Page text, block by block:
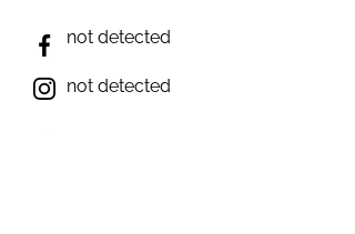
not detected
not detected